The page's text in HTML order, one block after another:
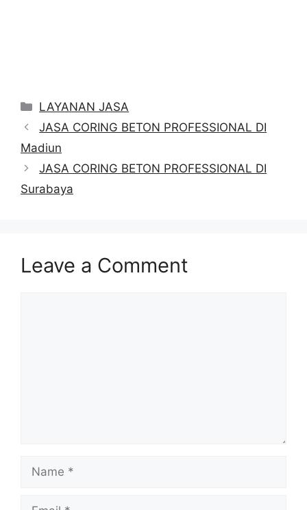
Categories
LAYANAN JASA
JASA CORING BETON PROFESSIONAL DI
Madiun
JASA CORING BETON PROFESSIONAL DI
Surabaya
Leave a Comment
Name
Email